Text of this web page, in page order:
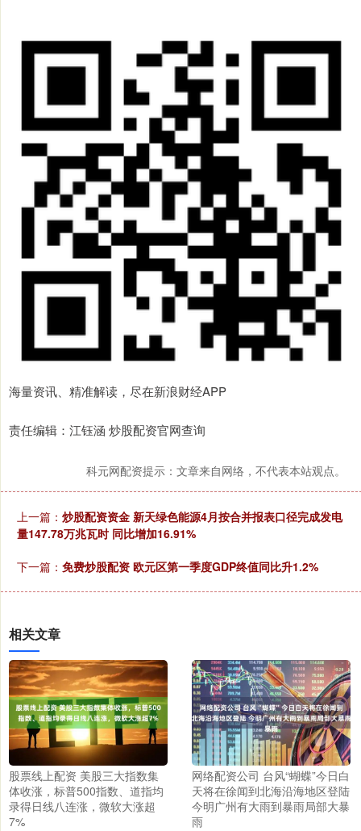
海量资讯、精准解读，尽在新浪财经APP
责任编辑：江钰涵 炒股配资官网查询
科元网配资提示：文章来自网络，不代表本站观点。
上一篇： 炒股配资资金 新天绿色能源4月按合并报表口径完成发电
量147.78万兆瓦时 同比增加16.91%
下一篇： 免费炒股配资 欧元区第一季度GDP终值同比升1.2%
相关文章
股票线上配资 美股三大指数集
体收涨，标普500指数、道指均
录得日线八连涨，微软大涨超
7%
网络配资公司 台风“蝴蝶”今日白
天将在徐闻到北海沿海地区登陆
今明广州有大雨到暴雨局部大暴
雨